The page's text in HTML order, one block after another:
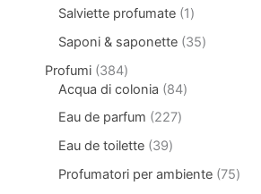
Salviette profumate 1
Saponi & saponette 35
Profumi 384
Acqua di colonia
84
Eau de parfum
227
Eau de toilette 39
Profumatori per ambiente 75